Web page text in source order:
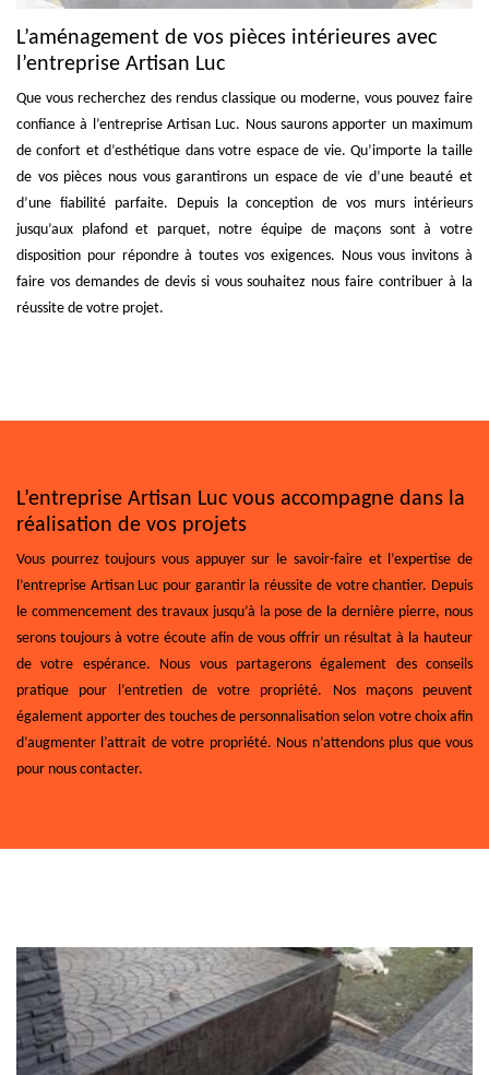
L’aménagement de vos pièces intérieures avec
l’entreprise Artisan Luc
Que vous recherchez des rendus classique ou moderne, vous pouvez faire
confiance à l’entreprise Artisan Luc. Nous saurons apporter un maximum
de confort et d’esthétique dans votre espace de vie. Qu’importe la taille
de vos pièces nous vous garantirons un espace de vie d’une beauté et
d’une fiabilité parfaite. Depuis la conception de vos murs intérieurs
jusqu’aux plafond et parquet, notre équipe de maçons sont à votre
disposition pour répondre à toutes vos exigences. Nous vous invitons à
faire vos demandes de devis si vous souhaitez nous faire contribuer à la
réussite de votre projet.
L’entreprise Artisan Luc vous accompagne dans la
réalisation de vos projets
Vous pourrez toujours vous appuyer sur le savoir-faire et l’expertise de
l’entreprise Artisan Luc pour garantir la réussite de votre chantier. Depuis
le commencement des travaux jusqu’à la pose de la dernière pierre, nous
serons toujours à votre écoute afin de vous offrir un résultat à la hauteur
de votre espérance. Nous vous partagerons également des conseils
pratique pour l’entretien de votre propriété. Nos maçons peuvent
également apporter des touches de personnalisation selon votre choix afin
d’augmenter l’attrait de votre propriété. Nous n’attendons plus que vous
pour nous contacter.